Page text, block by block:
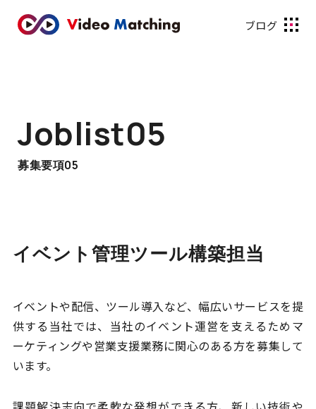
ブログ
Joblist05
募集要項05
イベント管理ツール構築担当
イベントや配信、ツール導入など、幅広いサービスを提
供する当社では、当社のイベント運営を支えるためマ
ーケティングや営業支援業務に関心のある方を募集して
います。